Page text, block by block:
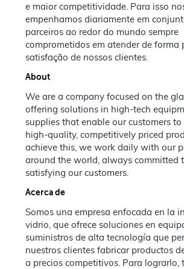
e maior competitividade. Para isso
empenhamos diariamente em
parceiros ao redor do mundo sempre
comprometidos em atender de forma
satisfação de nossos clientes.
About
We are a company focused on the
offering solutions in high-tech
supplies that enable our customers
high-quality, competitively priced
achieve this, we work daily with our
around the world, always committed
satisfying our customers.
Acerca de
Somos una empresa enfocada en la
vidrio, que ofrece soluciones en
suministros de alta tecnología que
nuestros clientes fabricar productos
a precios competitivos. Para lograrlo,